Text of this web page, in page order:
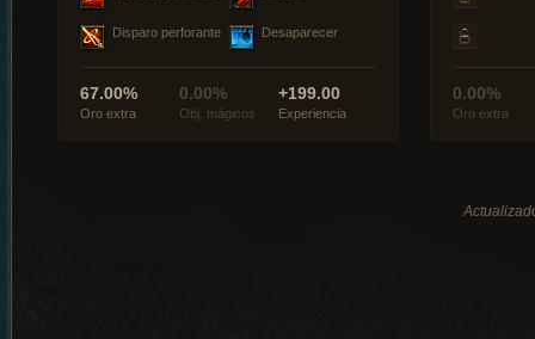
Disparo perforante Desaparecer
67.00%
Oro extra
0.00%
Obj. mágicos
+199.00
Experiencia
0.00%
Oro extra